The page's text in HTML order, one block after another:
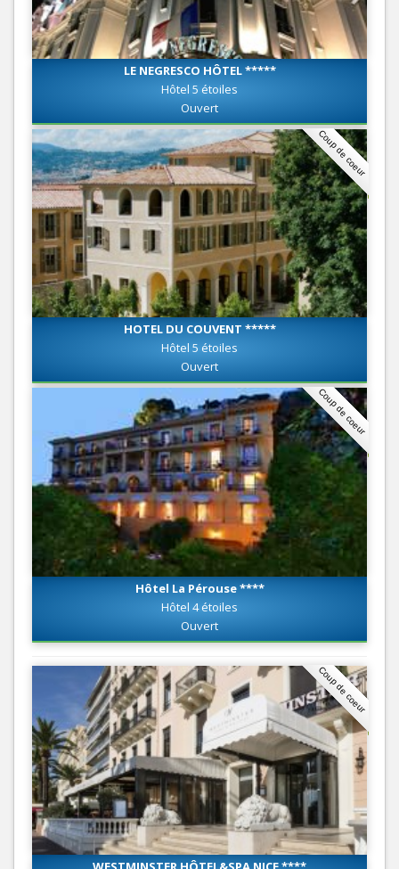
LE NEGRESCO HÔTEL *****
Hôtel 5 étoiles
Ouvert
Coup de coeur
HOTEL DU COUVENT *****
Hôtel 5 étoiles
Ouvert
Coup de coeur
Hôtel La Pérouse ****
Hôtel 4 étoiles
Ouvert
Coup de coeur